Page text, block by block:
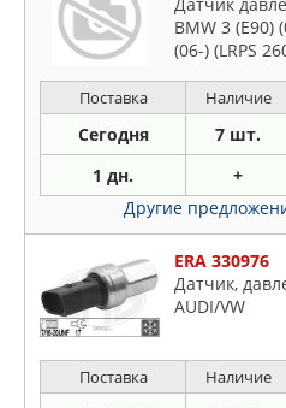
BMW 3 (E90)
(06-) (LRPS
Поставка Наличие
Сегодня 7 шт.
1 дн. +
Другие
ERA 330976
Датчик,
AUDI/VW
Поставка Наличие